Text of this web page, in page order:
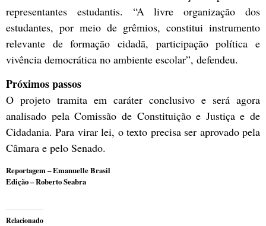
representantes estudantis. “A livre organização dos
estudantes, por meio de grêmios, constitui instrumento
relevante de formação cidadã, participação política e
vivência democrática no ambiente escolar”, defendeu.
Próximos passos
O projeto tramita em caráter conclusivo e será agora
analisado pela Comissão de Constituição e Justiça e de
Cidadania. Para virar lei, o texto precisa ser aprovado pela
Câmara e pelo Senado.
Reportagem – Emanuelle Brasil
Edição – Roberto Seabra
Relacionado